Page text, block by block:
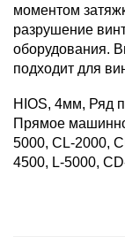
моментом
разрушение
оборудования.
подходит для
HIOS, 4мм, Ряд
Прямое
5000, CL-2000,
4500, L-5000,